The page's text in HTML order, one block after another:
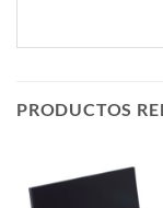
PRODUCTOS